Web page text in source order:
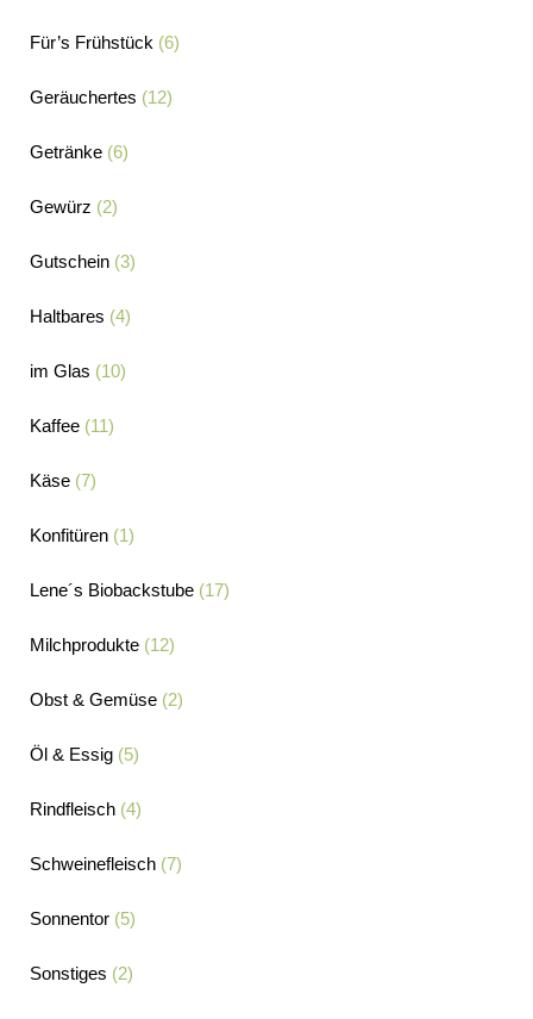
Für’s Frühstück (6)
Geräuchertes (12)
Getränke (6)
Gewürz (2)
Gutschein (3)
Haltbares (4)
im Glas (10)
Kaffee (11)
Käse (7)
Konfitüren (1)
Lene´s Biobackstube (17)
Milchprodukte (12)
Obst & Gemüse (2)
Öl & Essig (5)
Rindfleisch (4)
Schweinefleisch (7)
Sonnentor (5)
Sonstiges (2)